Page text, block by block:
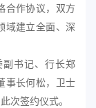
合作协议，双方
域建立全面、深
书记、行长郑
事长何松，卫士
次签约仪式。